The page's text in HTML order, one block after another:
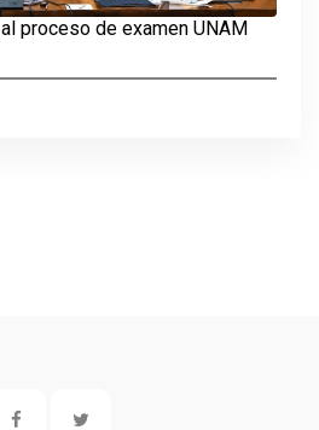
proceso de examen UNAM